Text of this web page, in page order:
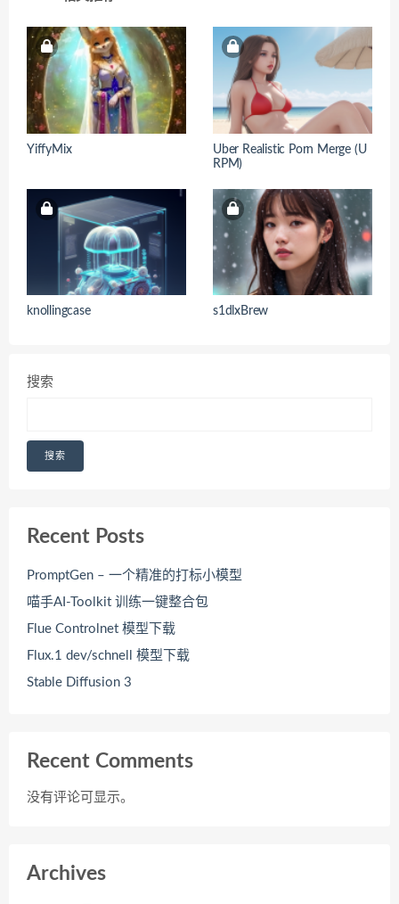
YiffyMix
Uber Realistic Porn Merge (U
RPM)
knollingcase s1dlxBrew
搜索
搜索
Recent Posts
PromptGen – 一个精准的打标小模型
喵手AI-Toolkit 训练一键整合包
Flue Controlnet 模型下载
Flux.1 dev/schnell 模型下载
Stable Diffusion 3
Recent Comments
没有评论可显示。
Archives